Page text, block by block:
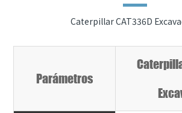
Caterpillar CAT336D
Parámetros